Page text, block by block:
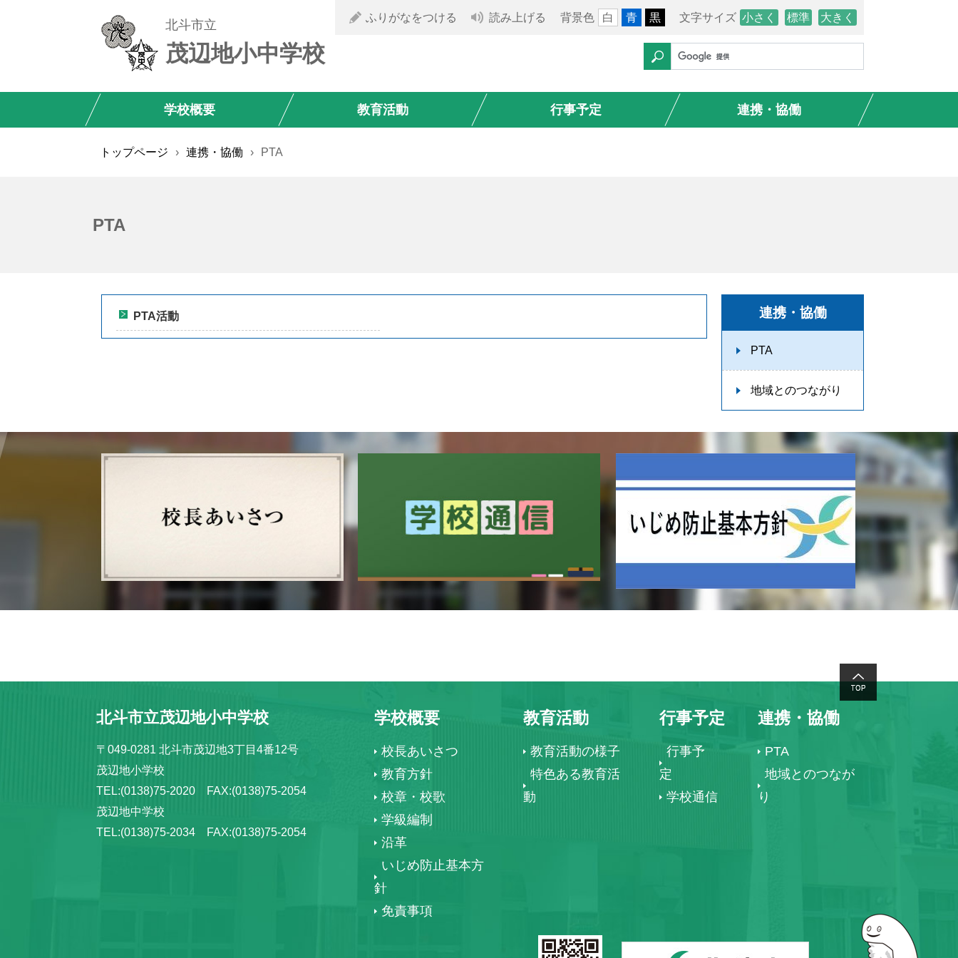
ふりがなをつける 読み上げる 背景色 白 青 黒 文字サイズ 小さく 標準 大きく
北斗市立
茂辺地小中学校
学校概要 教育活動 行事予定 連携・協働
トップページ › 連携・協働 › PTA
PTA
PTA活動 連携・協働
PTA
地域とのつながり
北斗市立茂辺地小中学校
〒049-0281 北斗市茂辺地3丁目4番12号
茂辺地小学校
TEL:(0138)75-2020 FAX:(0138)75-2054
茂辺地中学校
TEL:(0138)75-2034 FAX:(0138)75-2054
学校概要
校長あいさつ
教育方針
校章・校歌
学級編制
沿革
いじめ防止基本方
針
免責事項
教育活動
教育活動の様子
特色ある教育活
動
行事予定
行事予
定
学校通信
連携・協働
PTA
地域とのつなが
り